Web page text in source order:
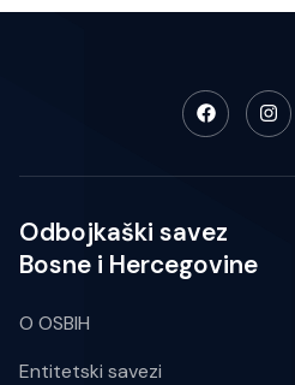
Odbojkaški savez
Bosne i Hercegovine
O OSBIH
Entitetski savezi